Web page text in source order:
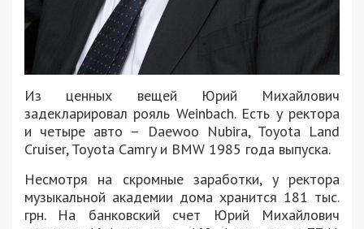
Из ценных вещей Юрий Михайлович
задекларировал рояль Weinbach. Есть у ректора
и четыре авто – Daewoo Nubira, Toyota Land
Cruiser, Toyota Camry и ВMW 1985 года выпуска.
Несмотря на скромные заработки, у ректора
музыкальной академии дома хранится 181 тыс.
грн. На банковский счет Юрий Михайлович